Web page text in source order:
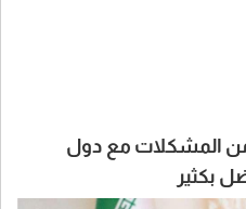
من المشكلات مع دول
بكثير